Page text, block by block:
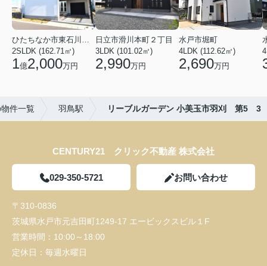
2SLDK (162.71㎡)
1億2,000万円
日立市滑川本町２丁目
3LDK (101.02㎡)
2,990万円
水戸市堀町
4LDK (112.62㎡)
2,690万円
件一覧 羽鳥駅 リーブルガーデン 小美玉市羽刈 第5 3
CENTURY21 クリック不動産 株式会社
029-350-5721 お問い合わせ
〒310-0836
茨城県水戸市元吉田町1249-17 エービックスビル１F
営業時間： 10:00～18:00
定休日： 毎週水曜日